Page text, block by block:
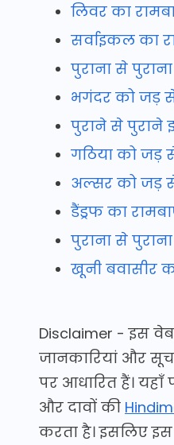
लिवर का
सर्वाइकल का
पुराना से
भगंदर को जड़
पुराने से पुराने
गठिया को
अल्सर को जड़
डैंड्रफ का
पुराना से
खूनी बवासीर
Disclaimer - इस
जानकारियां और
पर आधारित हैं। यहाँ
और दावों की
करता है। इसलिए